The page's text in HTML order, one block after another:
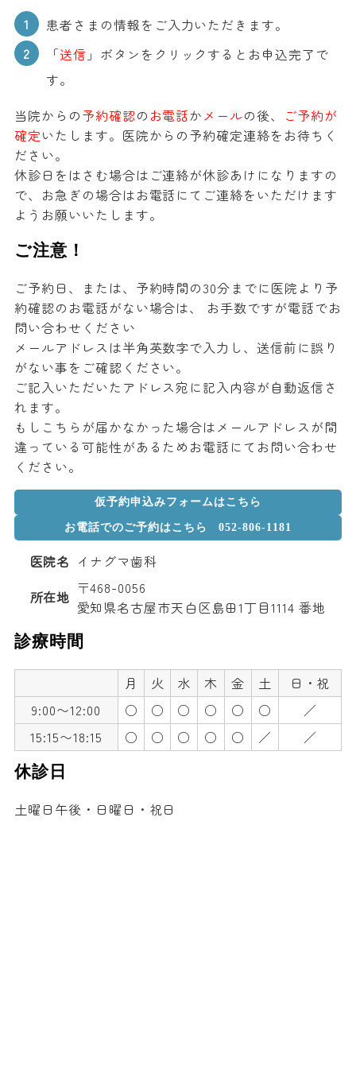
患者さまの情報をご入力いただきます。
「送信 」ボタンをクリックするとお申込完了で
す。
当院からの予約確認の お電話かメールの後、
ご予約が
確定いたします。医院からの予約確定連絡をお待ちく
ださい。
休診日をはさむ場合はご連絡が休診あけになりますの
で、お急ぎの場合はお電話にてご連絡をいただけます
ようお願いいたします。
ご注意！
ご予約日、または、予約時間の30分までに医院より予
約確認のお電話がない場合は、 お手数ですが電話でお
問い合わせください
メールアドレスは半角英数字で入力し、送信前に誤り
がない事をご確認ください。
ご記入いただいたアドレス宛に記入内容が自動返信さ
れます。
もしこちらが届かなかった場合はメールアドレスが間
違っている可能性があるためお電話にてお問い合わせ
ください。
仮予約申込みフォームはこちら
お電話でのご予約はこちら 052-806-1181
医院名 イナグマ歯科
所在地 〒468-0056
愛知県名古屋市天白区島田1丁目1114 番地
診療時間
月 火 水 木 金 土
日・祝
9:00〜12:00
○ ○ ○ ○ ○ ○
／
15:15〜18:15
○ ○ ○ ○ ○ ／ ／
休診日
土曜日午後・日曜日・祝日